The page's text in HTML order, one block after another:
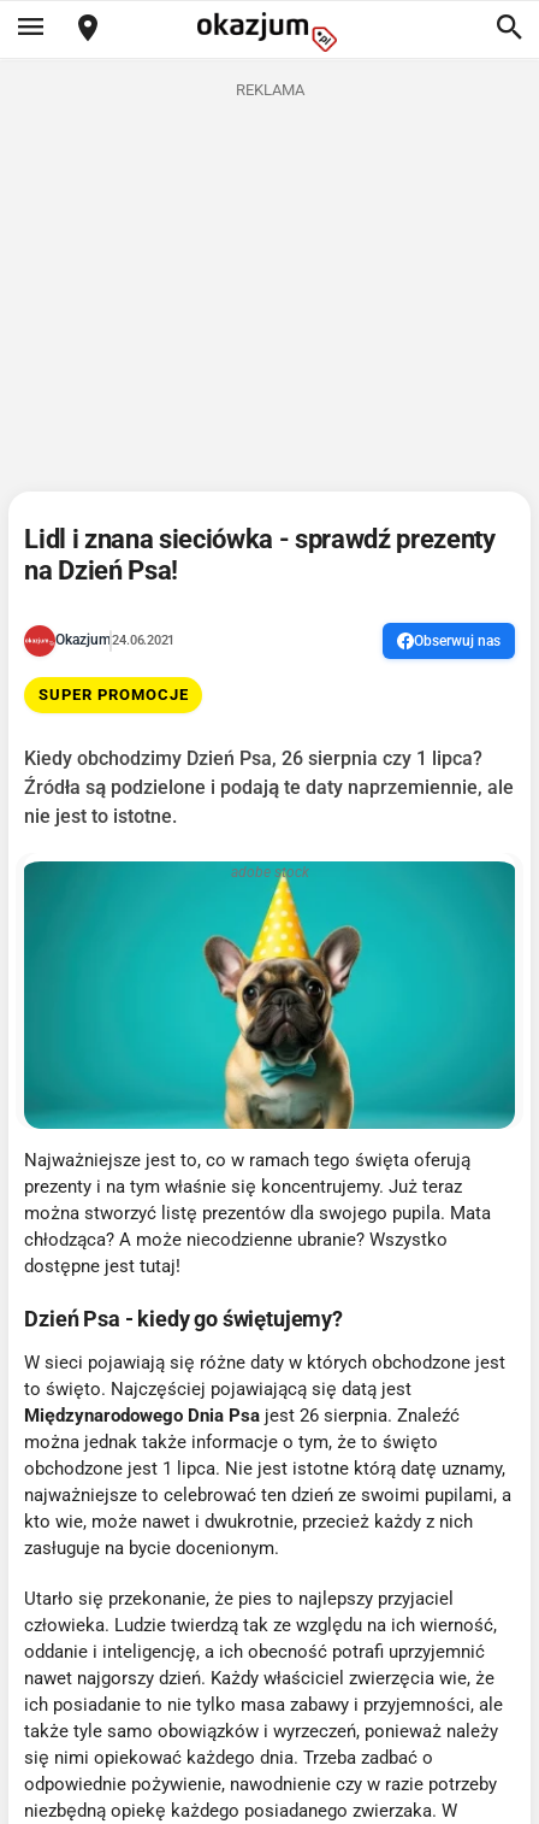
REKLAMA
Lidl i znana sieciówka - sprawdź prezenty
na Dzień Psa!
Okazjum24.06.2021 Obserwuj nas
SUPER PROMOCJE
Kiedy obchodzimy Dzień Psa, 26 sierpnia czy 1 lipca?
Źródła są podzielone i podają te daty naprzemiennie, ale
nie jest to istotne.
adobe stock
Najważniejsze jest to, co w ramach tego święta oferują
prezenty i na tym właśnie się koncentrujemy. Już teraz
można stworzyć listę prezentów dla swojego pupila. Mata
chłodząca? A może niecodzienne ubranie? Wszystko
dostępne jest tutaj!
Dzień Psa - kiedy go świętujemy?
W sieci pojawiają się różne daty w których obchodzone jest
to święto. Najczęściej pojawiającą się datą jest
Międzynarodowego Dnia Psa jest 26 sierpnia. Znaleźć
można jednak także informacje o tym, że to święto
obchodzone jest 1 lipca. Nie jest istotne którą datę uznamy,
najważniejsze to celebrować ten dzień ze swoimi pupilami, a
kto wie, może nawet i dwukrotnie, przecież każdy z nich
zasługuje na bycie docenionym.
Utarło się przekonanie, że pies to najlepszy przyjaciel
człowieka. Ludzie twierdzą tak ze względu na ich wierność,
oddanie i inteligencję, a ich obecność potrafi uprzyjemnić
nawet najgorszy dzień. Każdy właściciel zwierzęcia wie, że
ich posiadanie to nie tylko masa zabawy i przyjemności, ale
także tyle samo obowiązków i wyrzeczeń, ponieważ należy
się nimi opiekować każdego dnia. Trzeba zadbać o
odpowiednie pożywienie, nawodnienie czy w razie potrzeby
niezbędną opiekę każdego posiadanego zwierzaka. W